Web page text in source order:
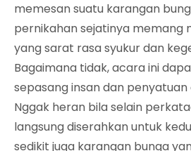
memesan suatu karangan
pernikahan sejatinya memang
yang sarat rasa syukur dan
Bagaimana tidak, acara ini
sepasang insan dan penyatuan
Nggak heran bila selain
langsung diserahkan untuk
sedikit juga karangan bunga